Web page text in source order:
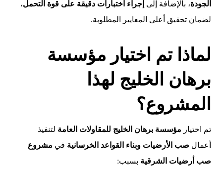
الجودة، بالإضافة إلى إجراء اختبارات دقيقة على قوة التحمل،
لضمان تحقيق أعلى المعايير المطلوبة.
لماذا تم اختيار مؤسسة
برهان الخليج لهذا
المشروع؟
تم اختيار مؤسسة برهان الخليج للمقاولات العامة لتنفيذ
أعمال صب الأرضيات وبناء القواعد الخرسانية في مشروع
صب أرضيات الشرقية بسبب: